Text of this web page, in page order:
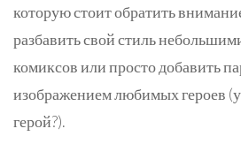
которую стоит обратить
разбавить свой стиль
комиксов или просто добавить
изображением любимых героев
герой?).